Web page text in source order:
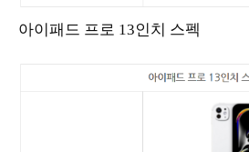
아이패드 프로 13인치 스펙